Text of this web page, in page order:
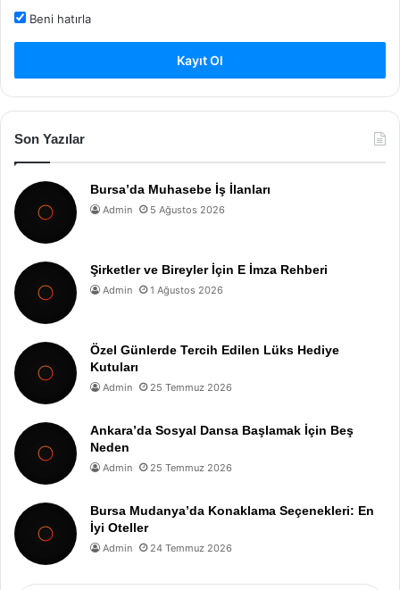
Beni hatırla
Kayıt Ol
Son Yazılar
Bursa’da Muhasebe İş İlanları
Admin 5 Ağustos 2026
Şirketler ve Bireyler İçin E İmza Rehberi
Admin 1 Ağustos 2026
Özel Günlerde Tercih Edilen Lüks Hediye
Kutuları
Admin 25 Temmuz 2026
Ankara’da Sosyal Dansa Başlamak İçin Beş
Neden
Admin 25 Temmuz 2026
Bursa Mudanya’da Konaklama Seçenekleri: En
İyi Oteller
Admin 24 Temmuz 2026